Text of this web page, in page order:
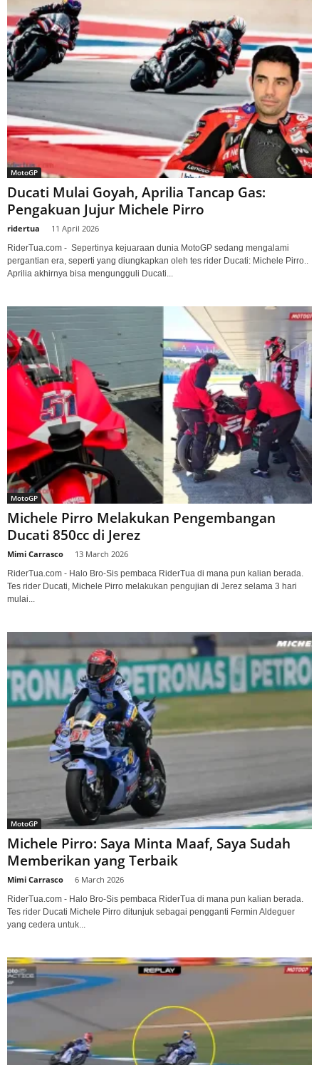
MotoGP
Ducati Mulai Goyah, Aprilia Tancap Gas:
Pengakuan Jujur Michele Pirro
ridertua 11 April 2026
RiderTua.com - Sepertinya kejuaraan dunia MotoGP sedang mengalami
pergantian era, seperti yang diungkapkan oleh tes rider Ducati: Michele Pirro..
Aprilia akhirnya bisa mengungguli Ducati...
MotoGP
Michele Pirro Melakukan Pengembangan
Ducati 850cc di Jerez
Mimi Carrasco 13 March 2026
RiderTua.com - Halo Bro-Sis pembaca RiderTua di mana pun kalian berada.
Tes rider Ducati, Michele Pirro melakukan pengujian di Jerez selama 3 hari
mulai...
MotoGP
Michele Pirro: Saya Minta Maaf, Saya Sudah
Memberikan yang Terbaik
Mimi Carrasco 6 March 2026
RiderTua.com - Halo Bro-Sis pembaca RiderTua di mana pun kalian berada.
Tes rider Ducati Michele Pirro ditunjuk sebagai pengganti Fermin Aldeguer
yang cedera untuk...